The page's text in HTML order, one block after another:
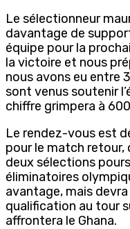
Le sélectionneur
davantage de
équipe pour la
la victoire et nous
nous avons eu entre
sont venus soutenir
chiffre grimpera à
Le rendez-vous est
pour le match retour,
deux sélections
éliminatoires
avantage, mais
qualification au tour
affrontera le Ghana.